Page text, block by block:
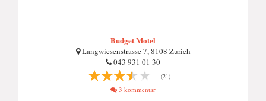
Budget Motel
Langwiesenstrasse 7, 8108 Zurich
043 931 01 30
(21)
3 kommentar